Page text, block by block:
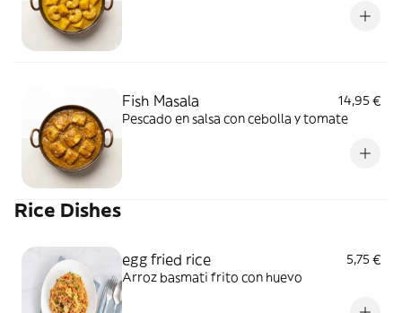
Fish Masala
14,95 €
Pescado en salsa con cebolla y tomate
Rice Dishes
egg fried rice
5,75 €
Arroz basmati frito con huevo